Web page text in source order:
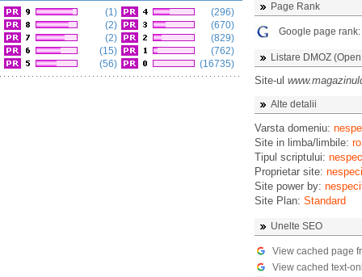
(1)
(2)
(2)
(15)
(56)
(296)
(670)
(829)
(762)
(16735)
Page Rank
Google page rank:
Listare DMOZ
Site-ul
Alte detalii
Varsta domeniu:
Site in limba/limbile: ro
Tipul scriptului:
Proprietar site:
Site power by:
Site Plan: Standard
Unelte SEO
View cached page
View cached text-